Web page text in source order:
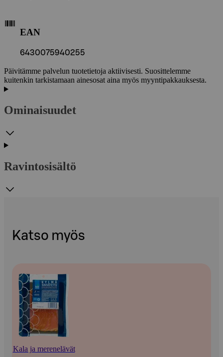
EAN
6430075940255
Päivitämme palvelun tuotetietoja aktiivisesti. Suosittelemme
kuitenkin tarkistamaan ainesosat aina myös myyntipakkauksesta.
Ominaisuudet
Ravintosisältö
Katso myös
Kala ja merenelävät